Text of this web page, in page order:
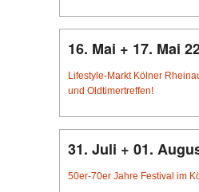
16. Mai + 17. Mai
Lifestyle-Markt Kölner
und Oldtimertreffen!
31. Juli + 01.
50er-70er Jahre Festival im